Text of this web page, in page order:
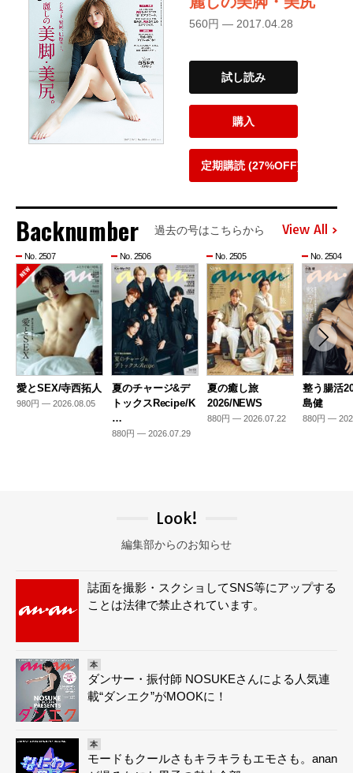
560円 — 2017.04.28
試し読み
購入
定期購読 (27%OFF)
Backnumber 過去の号はこちらから View All
No. 2507
愛とSEX/寺西拓人
980円 — 2026.08.05
No. 2506
夏のチャージ&デ
トックスRecipe/K
…
880円 — 2026.07.29
No. 2505
夏の癒し旅
2026/NEWS
880円 — 2026.07.22
No. 2504
整う腸活
島健
880円 —
Look!
編集部からのお知らせ
誌面を撮影・スクショしてSNS等にアップする
ことは法律で禁止されています。
本
ダンサー・振付師 NOSUKEさんによる人気連
載“ダンエク”がMOOKに！
本
モードもクールさもキラキラもエモさも。anan